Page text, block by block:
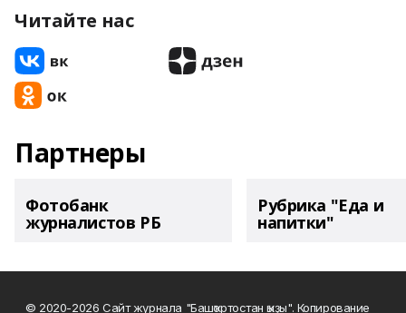
Читайте нас
Партнеры
Фотобанк
журналистов РБ
Рубрика "Еда и
напитки"
© 2020-2026 Сайт журнала "Башҡортостан ҡыҙы". Копирование